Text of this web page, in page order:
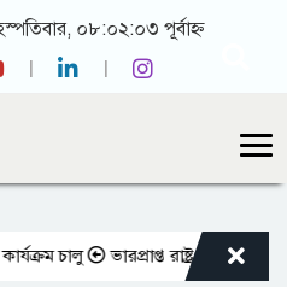
০৮:০২:০৩ পূর্বাহ্ন
চালু ভারপ্রাপ্ত রাষ্ট্রপতিকে শুভেচ্ছা